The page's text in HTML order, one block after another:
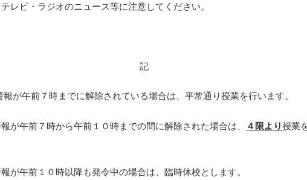
レビ・ラジオのニュース等に注意してください。
記
が午前７時までに解除されている場合は、平常通り授業を行います。
が午前７時から午前１０時までの間に解除された場合は、 ４限より授業
が午前１０時以降も発令中の場合は、臨時休校とします。